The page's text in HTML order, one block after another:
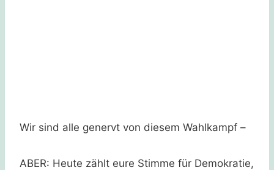
Wir sind alle genervt von diesem Wahlkampf –
ABER: Heute zählt eure Stimme für Demokratie,